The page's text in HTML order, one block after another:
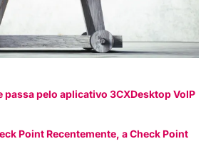
passa pelo aplicativo 3CXDesktop VoIP
Point Recentemente, a Check Point